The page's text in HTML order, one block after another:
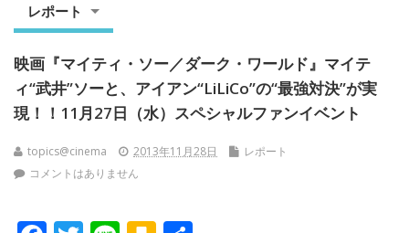
レポート
映画『マイティ・ソー／ダーク・ワールド』マイテ
ィ“武井”ソーと、アイアン“LiLiCo”の“最強対決”が実
現！！11月27日（水）スペシャルファンイベント
topics@cinema 2013年11月28日
レポート
コメントはありません